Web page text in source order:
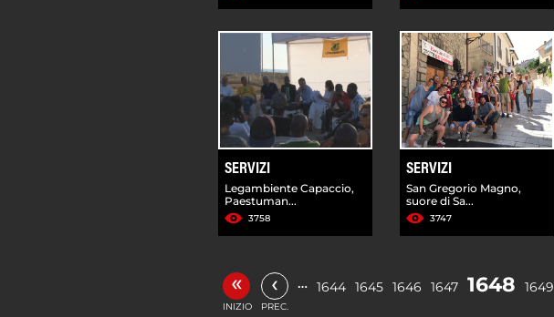
SERVIZI
Legambiente Capaccio,
Paestuman...
3758
SERVIZI
San Gregorio Magno,
suore di Sa...
3747
«
INIZIO
‹
PREC.
… 1644 1645 1646 1647 1648 1649